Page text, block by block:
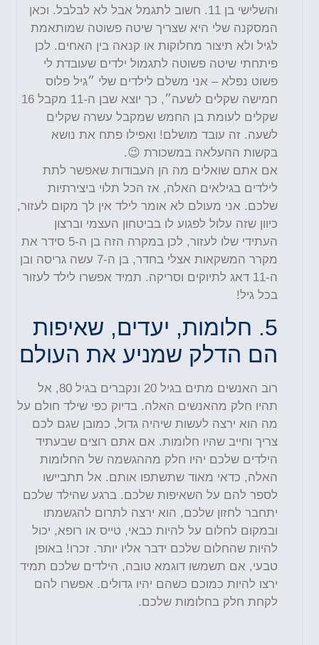
והשלישי בן 11. חשוב לתגמל אבל לא לבלבל. וכאן
המסקנה שלי היא שצריך שיטה פשוטה שמותאמת
לגיל ולא תיצור מחלוקות או קנאה בין האחים. לכן
פיתחתי שיטה פשוטה לתגמול ילדים שעובדת לי
פשוט נפלא – אני משלם לילדים שלי ״גיל פלוס
חמישה שקלים לשעה
״, כך יוצא שבן ה-11 מקבל 16
שקלים לעומת בן החמש שמקבל עשרה שקלים
לשעה. זה עובד מושלם! ואפילו פתח את נושא
בקשות ההעלאה במשכורת 😉.
אם אתם שואלים מה הן העבודות שאפשר לתת
לילדים בגילאים האלה, אזהכל תלוי ביצירתיות
שלכם. אני מעולם לא אומר לילד אין לך מקום לעזור,
כיוון שזה עלול לפגוע לו בביטחון העצמי וברצון
העתידי שלו לעזור, לכן במקרה הזה בן ה-5 סידר את
מקרר המשקאות אצלי בחדר, בן ה-7 עשה גריסה ובן
לתיוקיםוסריקה. תמיד אפשרו לילד לעזור
בכל גיל!
חלומות, יעדים, שאיפות
הם הדלק שמניע את העולם
רוב האנשים מתים בגיל 20 ונקברים בגיל 80, אל
תהיו חלק מהאנשים האלה. בדיוק כפי שילד חולם על
מה הוא ירצה לעשות שיהיה גדול, כמובן שגם לכם
צריך וחייב שהיו חלומות. אם אתם רוצים שבעתיד
הילדים שלכם יהיו חלק מההגשמה של החלומות
האלה, כדאי מאוד שתשתפו אותם. אל תתביישו
לספר להם על השאיפות שלכם. ברגע שהילד שלכם
יתחבר לחזון שלכם, הוא ירצה לתרום להגשמתו
ובמקום לחלום על להיות כבאי, טייס או רופא, יכול
להיות שהחלום שלכם ידבר אליו יותר. זכרו! באופן
טבעי, אם תשמשו דוגמא טובה, הילדים שלכם תמיד
ירצו להיות כמוכם כשהם יהיו גדולים. אפשרו להם
לקחת חלק בחלומות שלכם.